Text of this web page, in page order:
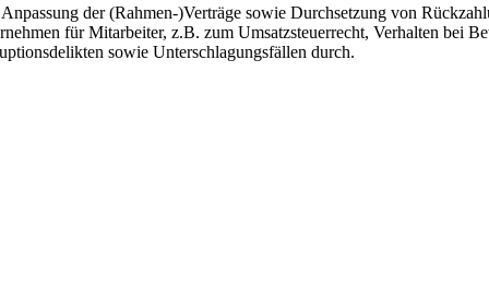
der (Rahmen-)Verträge sowie Durchsetzung von
für Mitarbeiter, z.B. zum Umsatzsteuerrecht, Verhalten bei
sowie Unterschlagungsfällen durch.